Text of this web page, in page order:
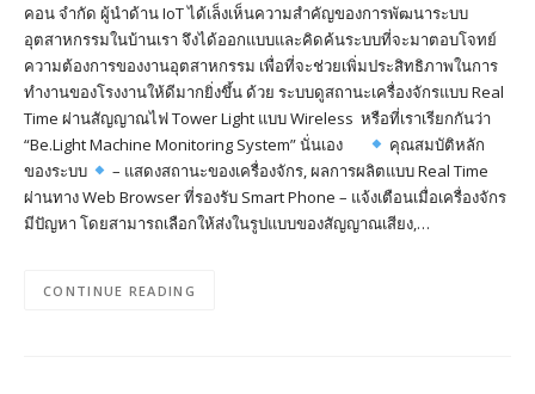
คอน จำกัด ผู้นำด้าน IoT ได้เล็งเห็นความสำคัญของการพัฒนาระบบ
อุตสาหกรรมในบ้านเรา จึงได้ออกแบบและคิดค้นระบบที่จะมาตอบโจทย์
ความต้องการของงานอุตสาหกรรม เพื่อที่จะช่วยเพิ่มประสิทธิภาพในการ
ทำงานของโรงงานให้ดีมากยิ่งขึ้น ด้วย ระบบดูสถานะเครื่องจักรแบบ Real
Time ผ่านสัญญาณไฟ Tower Light แบบ Wireless หรือที่เราเรียกกันว่า
“Be.Light Machine Monitoring System” นั่นเอง
คุณสมบัติหลัก
ของระบบ
– แสดงสถานะของเครื่องจักร, ผลการผลิตแบบ Real Time
ผ่านทาง Web Browser ที่รองรับ Smart Phone – แจ้งเตือนเมื่อเครื่องจักร
มีปัญหา โดยสามารถเลือกให้ส่งในรูปแบบของสัญญาณเสียง,…
CONTINUE READING